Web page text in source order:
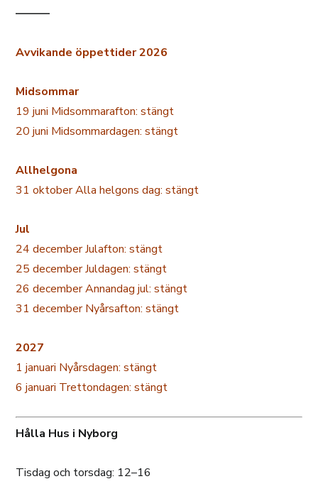
———
Avvikande öppettider 2026
Midsommar
19 juni Midsommarafton: stängt
20 juni Midsommardagen: stängt
Allhelgona
31 oktober Alla helgons dag: stängt
Jul
24 december Julafton: stängt
25 december Juldagen: stängt
26 december Annandag jul: stängt
31 december Nyårsafton: stängt
2027
1 januari Nyårsdagen: stängt
6 januari Trettondagen: stängt
Hålla Hus i Nyborg
Tisdag och torsdag: 12–16